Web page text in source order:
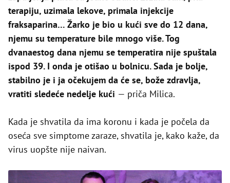
terapiju, uzimala lekove, primala injekcije
fraksaparina… Žarko je bio u kući sve do 12 dana,
njemu su temperature bile mnogo više. Tog
dvanaestog dana njemu se temperatira nije spuštala
ispod 39. I onda je otišao u bolnicu. Sada je bolje,
stabilno je i ja očekujem da će se, bože zdravlja,
vratiti sledeće nedelje kući — priča Milica.
Kada je shvatila da ima koronu i kada je počela da
oseća sve simptome zaraze, shvatila je, kako kaže, da
virus uopšte nije naivan.